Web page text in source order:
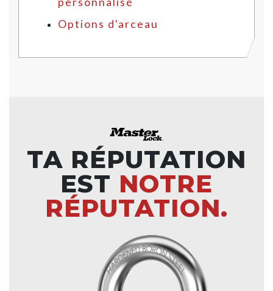
Options d'arceau
TA RÉPUTATION
EST NOTRE
RÉPUTATION.